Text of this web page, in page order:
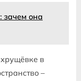
зачем она
в
–